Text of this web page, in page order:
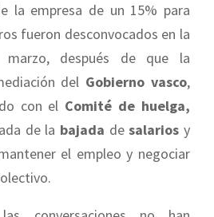
la empresa de un 15% para
fueron desconvocados en la
después de que la
del Gobierno vasco,
con el Comité de huelga,
de la bajada desalarios y
el empleo y negociar